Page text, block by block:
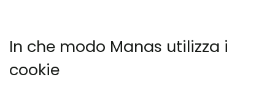
In che modo Manas utilizza i
cookie